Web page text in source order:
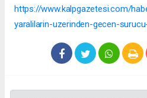
https://www.kalpgazetesi.com/
yaralilarin-uzerinden-gecen-